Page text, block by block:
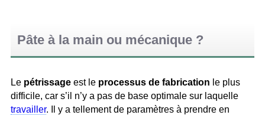
Pâte à la main ou mécanique ?
Le pétrissage est le processus de fabrication le plus
difficile, car s’il n’y a pas de base optimale sur laquelle
travailler. Il y a tellement de paramètres à prendre en